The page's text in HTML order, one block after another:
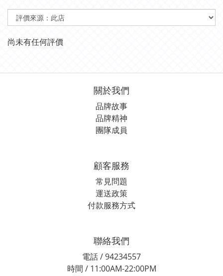
尚未有任何評價
關於我們
品牌故事
品牌精神
團隊成員
顧客服務
常見問題
運送政策
付款服務方式
聯絡我們
電話 / 94234557
時間 / 11:00AM-22:00PM